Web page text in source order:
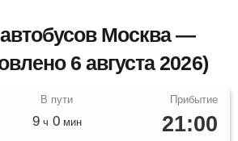
Москва —
6 августа 2026)
21:00
9ч 0мин